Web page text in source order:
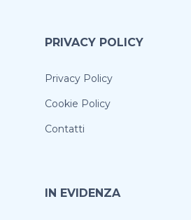
PRIVACY POLICY
Privacy Policy
Cookie Policy
Contatti
IN EVIDENZA